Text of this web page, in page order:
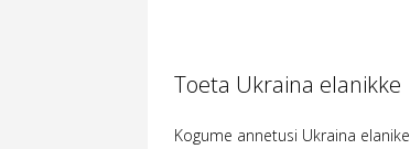
Toeta Ukraina elanikke
Kogume annetusi Ukraina elanike